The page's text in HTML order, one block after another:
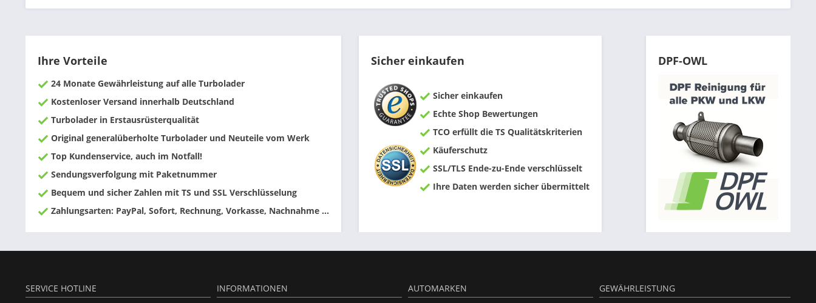
Ihre Vorteile
24 Monate Gewährleistung auf alle Turbolader
Kostenloser Versand innerhalb Deutschland
Turbolader in Erstausrüsterqualität
Original generalüberholte Turbolader und Neuteile vom Werk
Top Kundenservice, auch im Notfall!
Sendungsverfolgung mit Paketnummer
Bequem und sicher Zahlen mit TS und SSL Verschlüsselung
Zahlungsarten: PayPal, Sofort, Rechnung, Vorkasse, Nachnahme ...
Sicher einkaufen
Sicher einkaufen
Echte Shop Bewertungen
TCO erfüllt die TS Qualitätskriterien
Käuferschutz
SSL/TLS Ende-zu-Ende verschlüsselt
Ihre Daten werden sicher übermittelt
DPF-OWL
SERVICE HOTLINE
INFORMATIONEN AUTOMARKEN
GEWÄHRLEISTUNG